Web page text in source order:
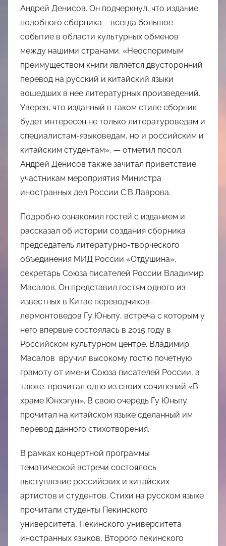
Андрей Денисов. Он подчеркнул, что издание
подобного сборника – всегда большое
событие в области культурных обменов
между нашими странами. «Неоспоримым
преимуществом книги является двусторонний
перевод на русский и китайский языки
вошедших в нее литературных произведений.
Уверен, что изданный в таком стиле сборник
будет интересен не только литературоведам и
специалистам-языковедам, но и российским и
китайским студентам», — отметил посол.
Андрей Денисов также зачитал приветствие
участникам мероприятия Министра
иностранных дел России С.В.Лаврова.
Подробно ознакомил гостей с изданием и
рассказал об истории создания сборника
председатель литературно-творческого
объединения МИД России «Отдушина»,
секретарь Союза писателей России Владимир
Масалов. Он представил гостям одного из
известных в Китае переводчиков-
лермонтоведов Гу Юньпу, встреча с которым у
него впервые состоялась в 2015 году в
Российском культурном центре. Владимир
Масалов вручил высокому гостю почетную
грамоту от имени Союза писателей России, а
также прочитал одно из своих сочинений «В
храме Юнхэгун». В свою очередь Гу Юньпу
прочитал на китайском языке сделанный им
перевод данного стихотворения.
В рамках концертной программы
тематической встречи состоялось
выступление российских и китайских
артистов и студентов. Стихи на русском языке
прочитали студенты Пекинского
университета, Пекинского университета
иностранных языков, Второго пекинского